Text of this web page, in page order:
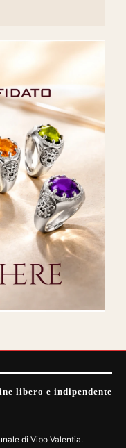
libero e indipendente
di Vibo Valentia.